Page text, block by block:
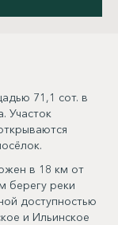
71,1 сот. в
Участок
в 18 км от
берегу реки
доступностью
и Ильинское